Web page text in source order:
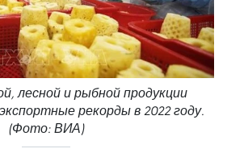
лесной и рыбной продукции
рекорды в 2022 году.
(Фото: ВИА)